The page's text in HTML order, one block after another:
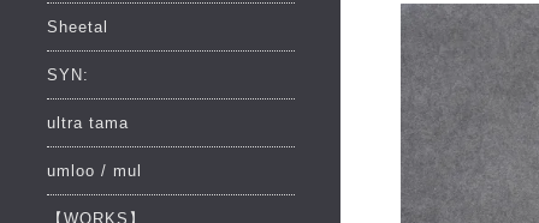
Sheetal
SYN:
ultra tama
umloo / mul
【WORKS】